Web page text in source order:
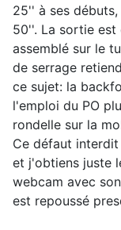
25'' à ses
50''. La sortie
assemblé sur le
de serrage
ce sujet: la
l'emploi du PO
rondelle sur la
Ce défaut
et j'obtiens juste
webcam avec
est repoussé